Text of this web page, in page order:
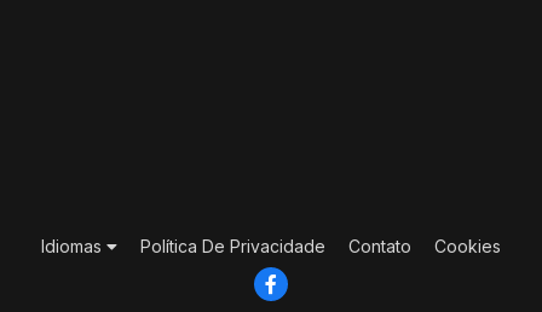
Idiomas Política De Privacidade Contato Cookies